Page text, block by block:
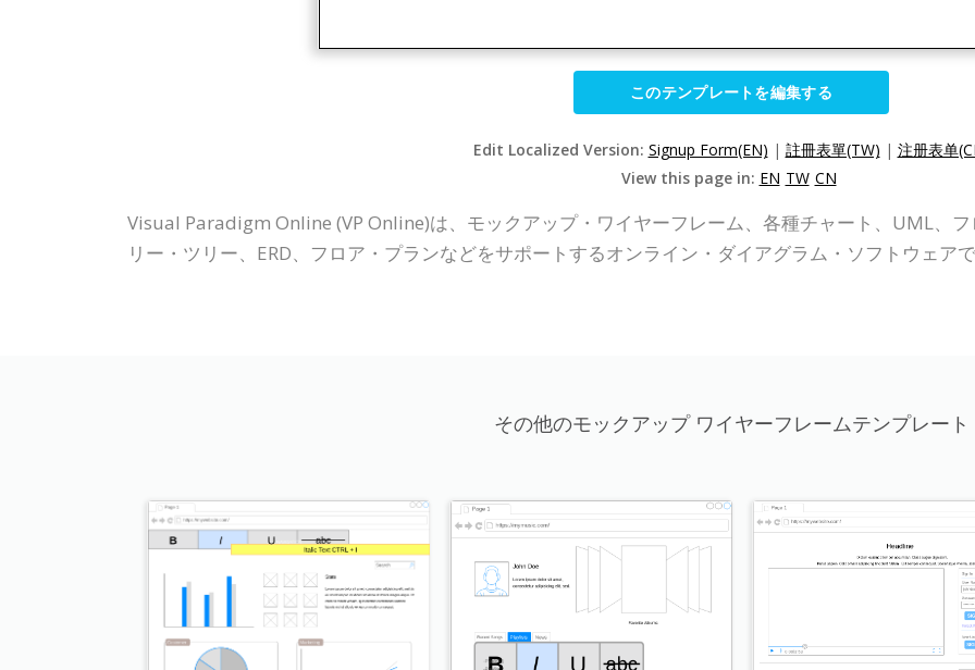
このテンプレートを編集する
Edit Localized Version: Signup Form(EN) | 註冊表單(TW) | 注册表单
View this page in: EN TW CN
Visual Paradigm Online (VP Online)は、モックアップ・ワイヤーフレーム、各種チャート、UML、
リー・ツリー、ERD、フロア・プランなどをサポートするオンライン・ダイアグラム・ソフトウェア
その他のモックアップ ワイヤーフレームテンプレート